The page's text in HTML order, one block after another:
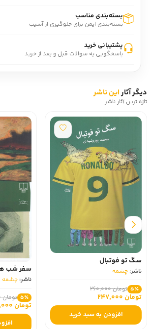
بسته‌بندی مناسب
بسته‌بندی ایمن برای جلوگیری از آسیب
پشتیبانی خرید
پاسخگویی به سوالات قبل و بعد از خرید
دیگر آثاراین ناشر
تازه ترین آثار ناشر
سگ تو فوتبال
ناشر: چشمه
5٪ تومان 260,000
تومان 247,000
افزودن به سبد خرید
سفر شب‌
ناشر: چشمه
5٪ تومان 880,000
تومان 836,000